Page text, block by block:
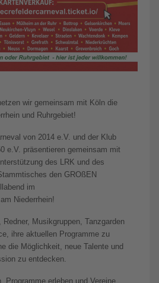
wir gemeinsam mit Köln die
und Ruhrgebiet!
von 2014 e.V. und der Klub
e.V. präsentieren gemeinsam mit
des LRK und des
den GROßEN
im
Niederrhein!
Musikgruppen, Tanzgarden
ihre aktuellen Programme zu
die Möglichkeit, neue Talente und
zu entdecken.
Programme erleben und Vereine